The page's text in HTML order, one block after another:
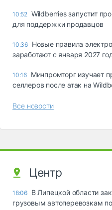
10:52 Wildberries запустит
для поддержки продавцов
10:36 Новые правила
заработают с января 2027
10:16 Минпромторг изучает
селлеров после атак на
Все новости
Центр
18:06 В Липецкой области
грузовым автоперевозкам